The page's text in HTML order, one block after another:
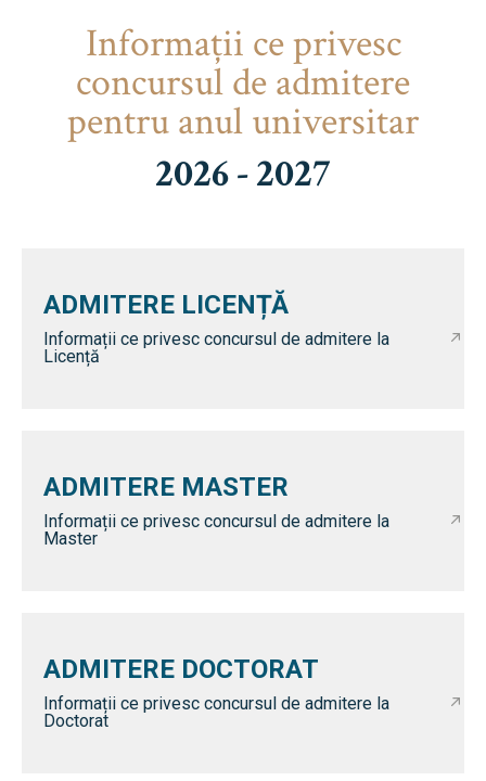
Informaţii ce privesc
concursul de admitere
pentru anul universitar
2026 - 2027
ADMITERE LICENȚĂ
Informații ce privesc concursul de admitere la
Licență
ADMITERE MASTER
Informații ce privesc concursul de admitere la
Master
ADMITERE DOCTORAT
Informații ce privesc concursul de admitere la
Doctorat